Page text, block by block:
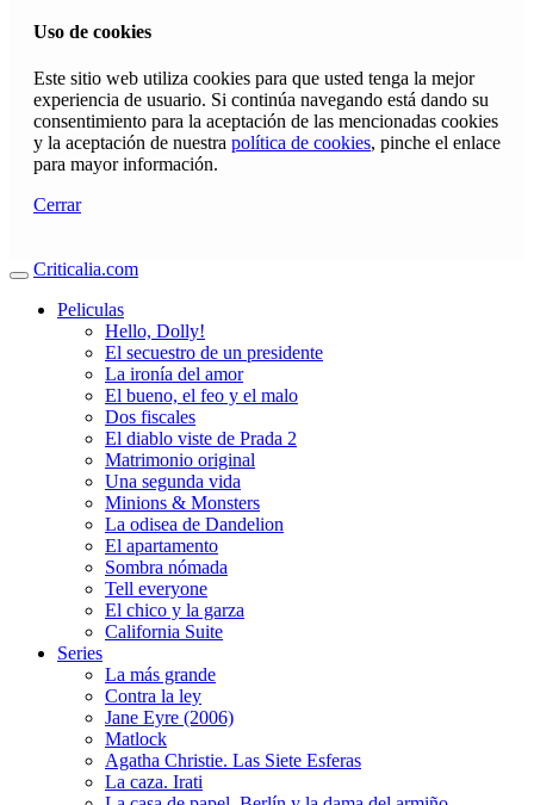
Uso de cookies
Este sitio web utiliza cookies para que usted tenga la mejor
experiencia de usuario. Si continúa navegando está dando su
consentimiento para la aceptación de las mencionadas cookies
y la aceptación de nuestra política de cookies, pinche el enlace
para mayor información.
Cerrar
Criticalia.com
Peliculas
Hello, Dolly!
El secuestro de un presidente
La ironía del amor
El bueno, el feo y el malo
Dos fiscales
El diablo viste de Prada 2
Matrimonio original
Una segunda vida
Minions & Monsters
La odisea de Dandelion
El apartamento
Sombra nómada
Tell everyone
El chico y la garza
California Suite
Series
La más grande
Contra la ley
Jane Eyre (2006)
Matlock
Agatha Christie. Las Siete Esferas
La caza. Irati